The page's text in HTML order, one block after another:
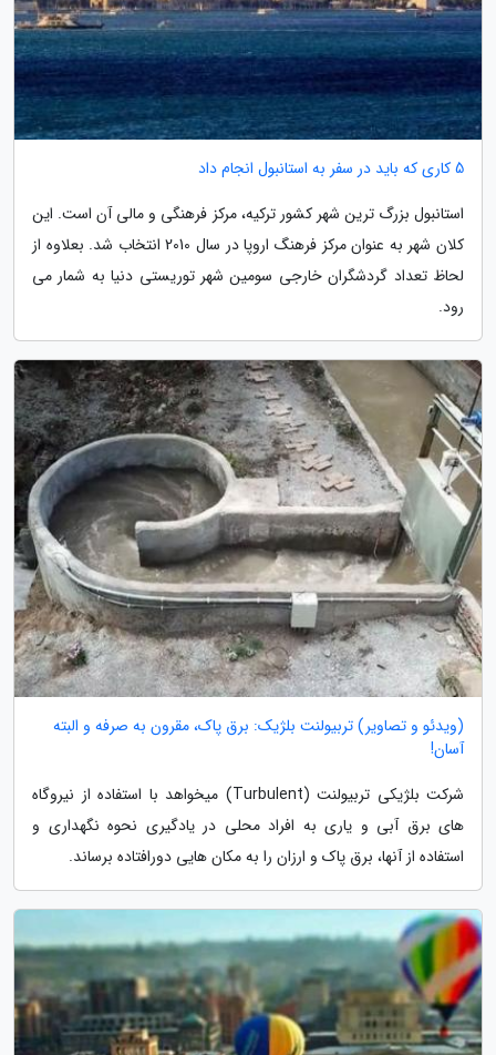
5 کاری که باید در سفر به استانبول انجام داد
استانبول بزرگ ترین شهر کشور ترکیه، مرکز فرهنگی و مالی آن است. این
کلان شهر به عنوان مرکز فرهنگ اروپا در سال 2010 انتخاب شد. بعلاوه از
لحاظ تعداد گردشگران خارجی سومین شهر توریستی دنیا به شمار می
رود.
(ویدئو و تصاویر) تربیولنت بلژیک: برق پاک، مقرون به صرفه و البته
آسان!
شرکت بلژیکی تربیولنت (Turbulent) میخواهد با استفاده از نیروگاه
های برق آبی و یاری به افراد محلی در یادگیری نحوه نگهداری و
استفاده از آنها، برق پاک و ارزان را به مکان هایی دورافتاده برساند.